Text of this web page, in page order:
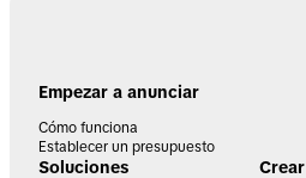
Empezar a anunciar
Cómo funciona
Establecer un presupuesto
Soluciones Crear